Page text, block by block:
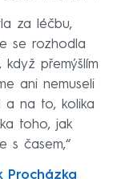
za léčbu,
se rozhodla
když přemýšlím
ani nemuseli
a na to, kolika
toho, jak
s časem,“
Procházka